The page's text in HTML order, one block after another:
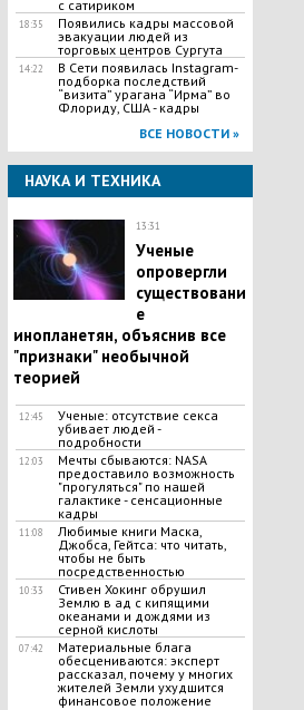
с сатириком
18:35
Появились кадры массовой
эвакуации людей из
торговых центров Сургута
14:22
В Сети появилась Іnstagram-
подборка последствий
“визита” урагана “Ирма” во
Флориду, США - кадры
ВСЕ НОВОСТИ »
НАУКА И ТЕХНИКА
13:31
Ученые
опровергли
существовани
е
инопланетян, объяснив все
"признаки" необычной
теорией
12:45
Ученые: отсутствие секса
убивает людей -
подробности
12:03
Мечты сбываются: NASA
предоставило возможность
"прогуляться" по нашей
галактике - сенсационные
кадры
11:08
Любимые книги Маска,
Джобса, Гейтса: что читать,
чтобы не быть
посредственностью
10:33
Стивен Хокинг обрушил
Землю в ад с кипящими
океанами и дождями из
серной кислоты
07:42
Материальные блага
обесцениваются: эксперт
рассказал, почему у многих
жителей Земли ухудшится
финансовое положение